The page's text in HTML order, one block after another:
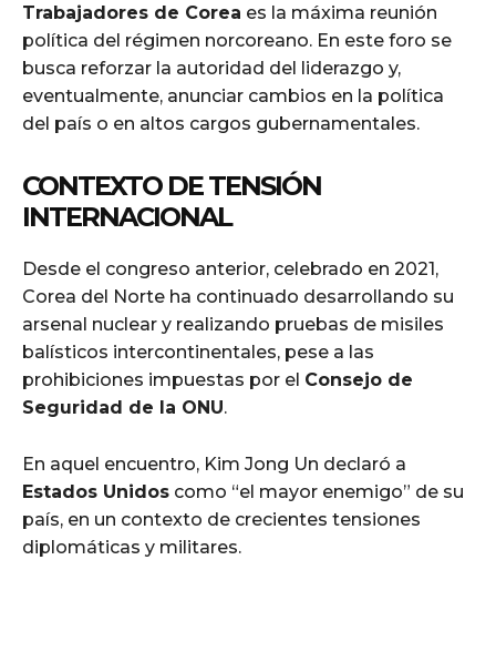
Trabajadores de Corea es la máxima reunión
política del régimen norcoreano. En este foro se
busca reforzar la autoridad del liderazgo y,
eventualmente, anunciar cambios en la política
del país o en altos cargos gubernamentales.
CONTEXTO DE TENSIÓN
INTERNACIONAL
Desde el congreso anterior, celebrado en 2021,
Corea del Norte ha continuado desarrollando su
arsenal nuclear y realizando pruebas de misiles
balísticos intercontinentales, pese a las
prohibiciones impuestas por el Consejo de
Seguridad de la ONU.
En aquel encuentro, Kim Jong Un declaró a
Estados Unidos como “el mayor enemigo” de su
país, en un contexto de crecientes tensiones
diplomáticas y militares.